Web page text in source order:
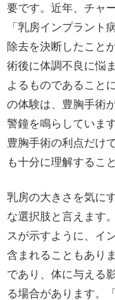
要です。近年、チャ
「乳房インプラント
除去を決断したこと
術後に体調不良に悩
よるものであること
の体験は、豊胸手術
警鐘を鳴らしていま
豊胸手術の利点だけ
も十分に理解するこ
乳房の大きさを気に
な選択肢と言えます
スが示すように、イ
含まれることもあり
であり、体に与える
る場合があります。